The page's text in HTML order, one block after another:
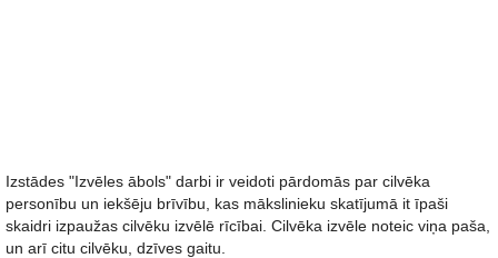
Izstādes "Izvēles ābols" darbi ir veidoti pārdomās par cilvēka
personību un iekšēju brīvību, kas mākslinieku skatījumā it īpaši
skaidri izpaužas cilvēku izvēlē rīcībai. Cilvēka izvēle noteic viņa paša,
un arī citu cilvēku, dzīves gaitu.